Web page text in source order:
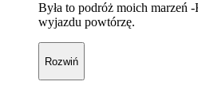
Była to podróż moich marzeń
wyjazdu powtórzę.
Rozwiń